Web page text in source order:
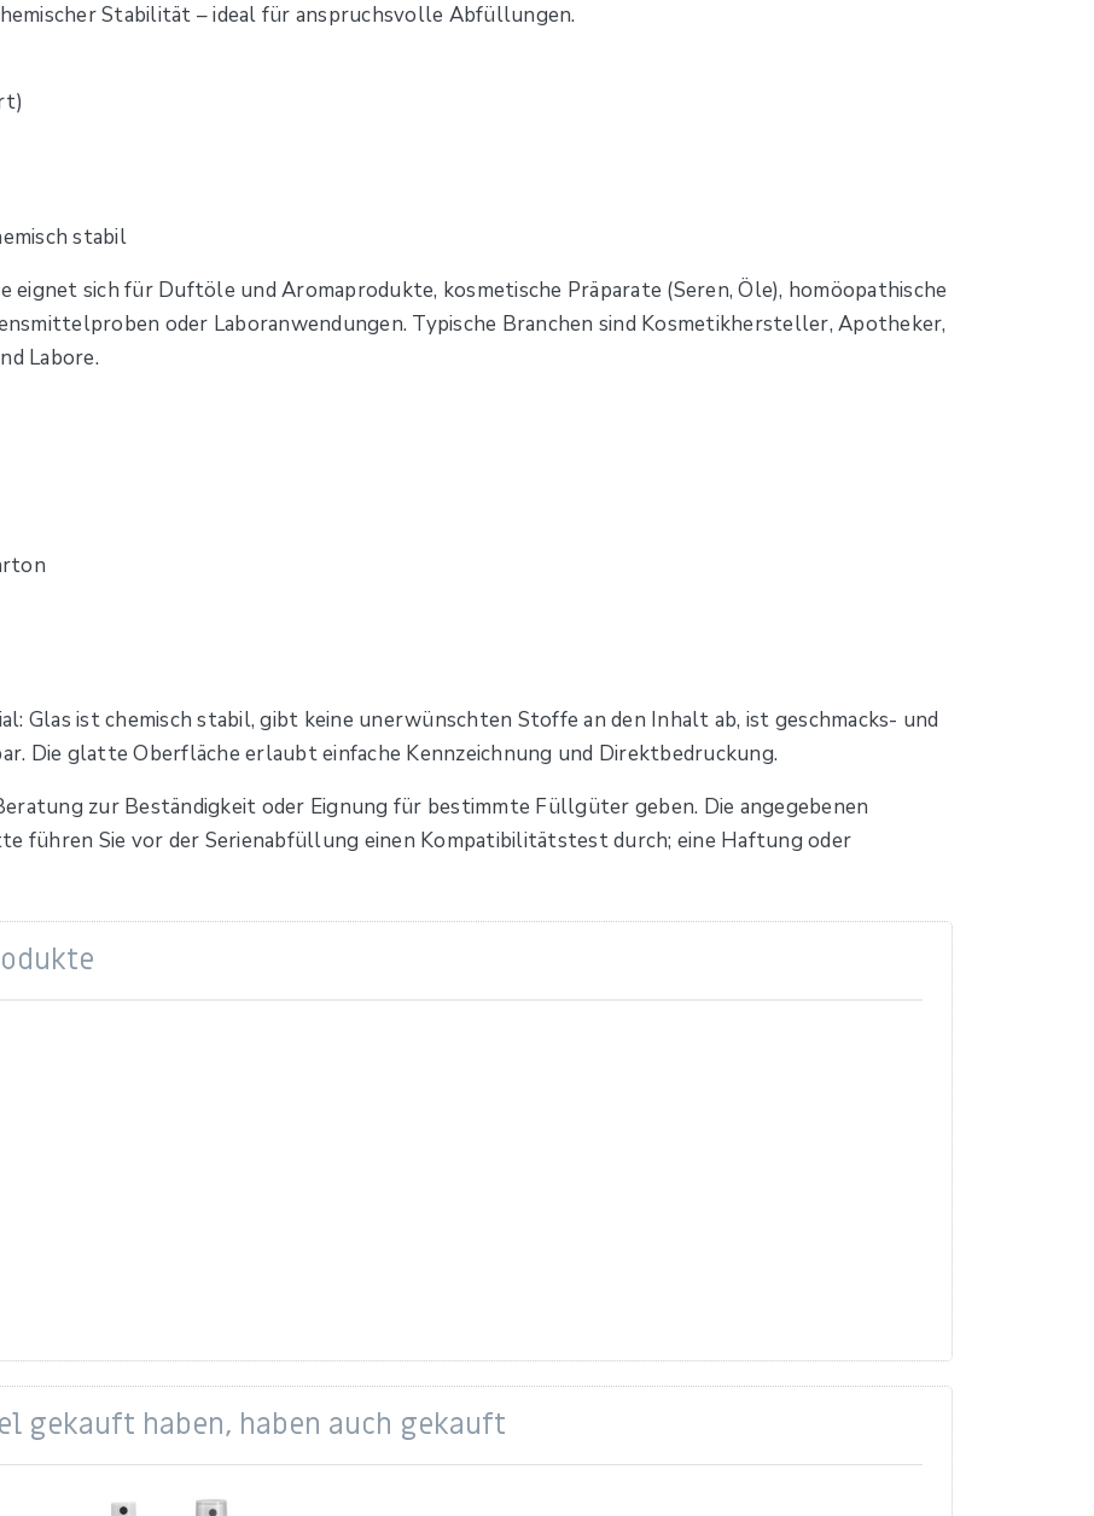
Stabilität – ideal für anspruchsvolle Abfüllungen.
stabil
eignet sich für Duftöle und Aromaprodukte, kosmetische Präparate (Seren, Öle), homöopathische
oder Laboranwendungen. Typische Branchen sind Kosmetikhersteller, Apotheker,
Labore.
Glas ist chemisch stabil, gibt keine unerwünschten Stoffe an den Inhalt ab, ist geschmacks- und
Die glatte Oberfläche erlaubt einfache Kennzeichnung und Direktbedruckung.
zur Beständigkeit oder Eignung für bestimmte Füllgüter geben. Die angegebenen
führen Sie vor der Serienabfüllung einen Kompatibilitätstest durch; eine Haftung oder
gekauft haben, haben auch gekauft